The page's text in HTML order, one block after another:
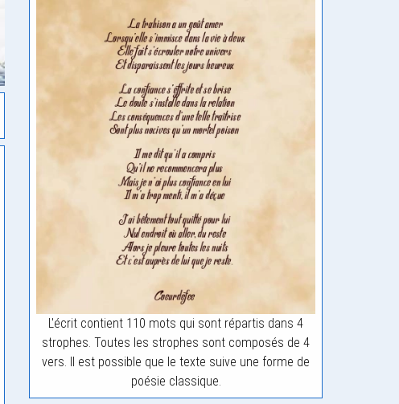
L'écrit contient 110 mots qui sont répartis dans 4
strophes. Toutes les strophes sont composés de 4
vers. Il est possible que le texte suive une forme de
poésie classique.